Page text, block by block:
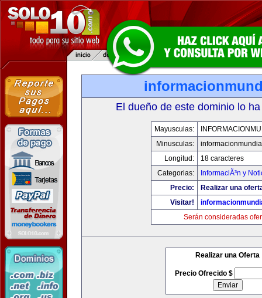
El dueño de este dominio lo
Mayusculas:
Minusculas:
Longitud:
18 caracteres
Categorias:
InformaciÃ³n y
Precio:
Realizar una
Visitar!
Serán consideradas
Realizar una Oferta
Precio Ofrecido $